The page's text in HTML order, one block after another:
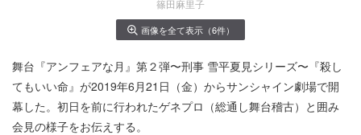
篠田麻里子
画像を全て表示（6件）
舞台『アンフェアな月』第２弾〜刑事 雪平夏見シリーズ〜『殺し
てもいい命』が2019年6月21日（金）からサンシャイン劇場で開
幕した。初日を前に行われたゲネプロ（総通し舞台稽古）と囲み
会見の様子をお伝えする。